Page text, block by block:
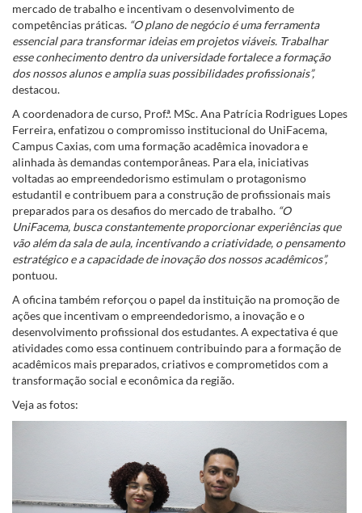
mercado de trabalho e incentivam o desenvolvimento de
competências práticas. “O plano de negócio é uma ferramenta
essencial para transformar ideias em projetos viáveis. Trabalhar
esse conhecimento dentro da universidade fortalece a formação
dos nossos alunos e amplia suas possibilidades profissionais”,
destacou.
A coordenadora de curso, Prof.ª. MSc. Ana Patrícia Rodrigues Lopes
Ferreira, enfatizou o compromisso institucional do UniFacema,
Campus Caxias, com uma formação acadêmica inovadora e
alinhada às demandas contemporâneas. Para ela, iniciativas
voltadas ao empreendedorismo estimulam o protagonismo
estudantil e contribuem para a construção de profissionais mais
preparados para os desafios do mercado de trabalho. “O
UniFacema, busca constantemente proporcionar experiências que
vão além da sala de aula, incentivando a criatividade, o pensamento
estratégico e a capacidade de inovação dos nossos acadêmicos”,
pontuou.
A oficina também reforçou o papel da instituição na promoção de
ações que incentivam o empreendedorismo, a inovação e o
desenvolvimento profissional dos estudantes. A expectativa é que
atividades como essa continuem contribuindo para a formação de
acadêmicos mais preparados, criativos e comprometidos com a
transformação social e econômica da região.
Veja as fotos: